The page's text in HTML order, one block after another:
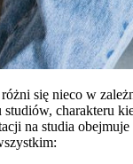
się nieco w
studiów, charakteru
na studia